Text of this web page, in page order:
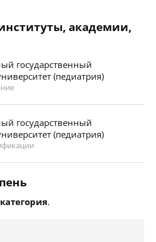
академии,
государственный
(педиатрия)
государственный
(педиатрия)
.